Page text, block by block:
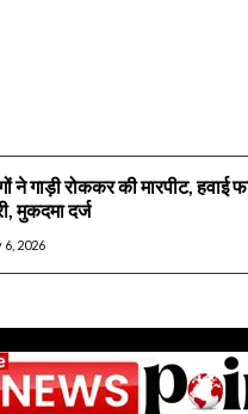
ने गाड़ी रोककर की मारपीट, हवाई
मुकदमा दर्ज
6, 2026